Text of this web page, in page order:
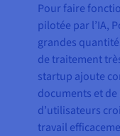
Pour faire
pilotée par l’IA,
grandes
de traitement
startup ajoute
documents et
d’utilisateurs
travail